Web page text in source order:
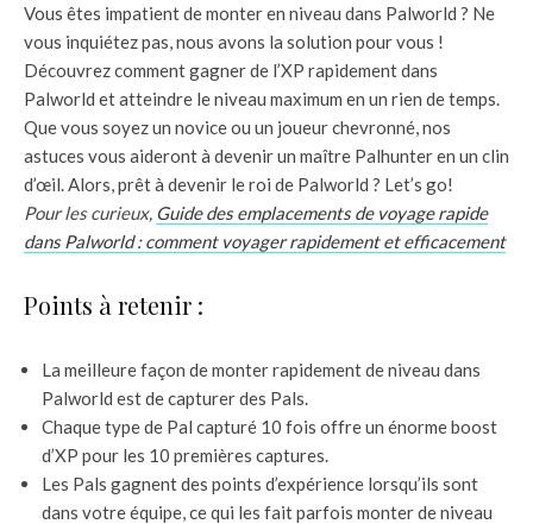
Vous êtes impatient de monter en niveau dans Palworld ? Ne
vous inquiétez pas, nous avons la solution pour vous !
Découvrez comment gagner de l’XP rapidement dans
Palworld et atteindre le niveau maximum en un rien de temps.
Que vous soyez un novice ou un joueur chevronné, nos
astuces vous aideront à devenir un maître Palhunter en un clin
d’œil. Alors, prêt à devenir le roi de Palworld ? Let’s go!
Pour les curieux, Guide des emplacements de voyage rapide
dans Palworld : comment voyager rapidement et efficacement
Points à retenir :
La meilleure façon de monter rapidement de niveau dans
Palworld est de capturer des Pals.
Chaque type de Pal capturé 10 fois offre un énorme boost
d’XP pour les 10 premières captures.
Les Pals gagnent des points d’expérience lorsqu’ils sont
dans votre équipe, ce qui les fait parfois monter de niveau